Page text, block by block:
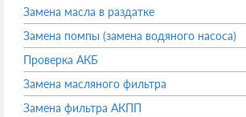
Замена масла в раздатке
Замена помпы (замена водяного насоса)
Проверка АКБ
Замена масляного фильтра
Замена фильтра АКПП